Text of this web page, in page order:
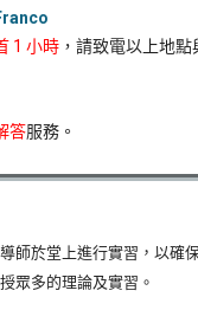
1 小時 ，請致電以上地
答服務。
師於堂上進行實習，以確
眾多的理論及實習。